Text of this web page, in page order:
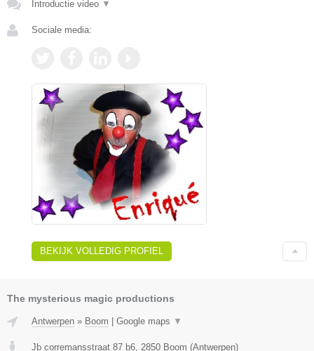
Introductie video ▼
Sociale media:
BEKIJK VOLLEDIG PROFIEL
The mysterious magic productions
Antwerpen » Boom | Google maps ▼
Jb corremansstraat 87 b6 2850 Boom (Antwerpen)